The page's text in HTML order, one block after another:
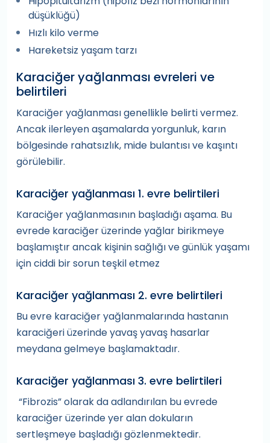
düşüklüğü)
Hızlı kilo verme
Hareketsiz yaşam tarzı
Karaciğer yağlanması evreleri ve
belirtileri
Karaciğer yağlanması genellikle belirti vermez.
Ancak ilerleyen aşamalarda yorgunluk, karın
bölgesinde rahatsızlık, mide bulantısı ve kaşıntı
görülebilir.
Karaciğer yağlanması 1. evre belirtileri
Karaciğer yağlanmasının başladığı aşama. Bu
evrede karaciğer üzerinde yağlar birikmeye
başlamıştır ancak kişinin sağlığı ve günlük yaşamı
için ciddi bir sorun teşkil etmez
Karaciğer yağlanması 2. evre belirtileri
Bu evre karaciğer yağlanmalarında hastanın
karaciğeri üzerinde yavaş yavaş hasarlar
meydana gelmeye başlamaktadır.
Karaciğer yağlanması 3. evre belirtileri
“Fibrozis” olarak da adlandırılan bu evrede
karaciğer üzerinde yer alan dokuların
sertleşmeye başladığı gözlenmektedir.